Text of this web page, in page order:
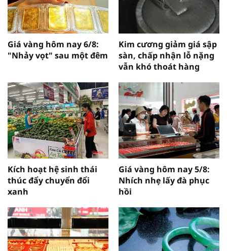
Giá vàng hôm nay 6/8:
"Nhảy vọt" sau một đêm
Kim cương giảm giá sập
sàn, chấp nhận lỗ nặng
vẫn khó thoát hàng
Kích hoạt hệ sinh thái
thúc đẩy chuyển đổi
xanh
Giá vàng hôm nay 5/8:
Nhích nhẹ lấy đà phục
hồi